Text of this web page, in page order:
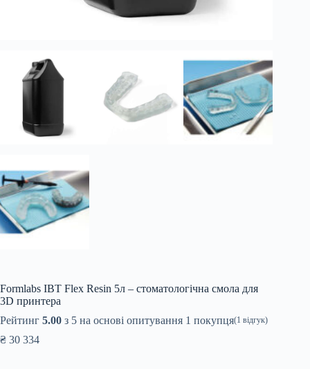
Formlabs IBT Flex Resin 5л – стоматологічна смола для
3D принтера
Рейтинг 5.00 з 5 на основі опитування 1 покупця(1 відгук)
₴ 30 334